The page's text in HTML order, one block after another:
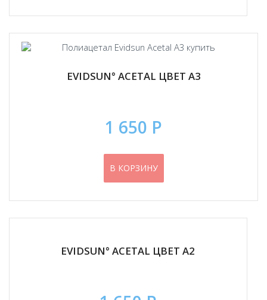
EVIDSUN° ACETAL ЦВЕТ А3
1 650 Р
В КОРЗИНУ
EVIDSUN° ACETAL ЦВЕТ А2